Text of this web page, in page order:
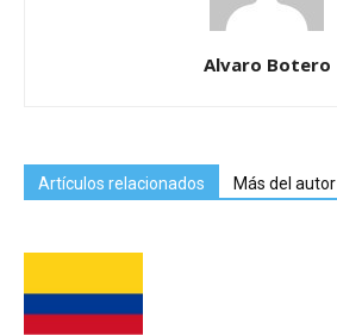
Alvaro Botero
Artículos relacionados Más del autor